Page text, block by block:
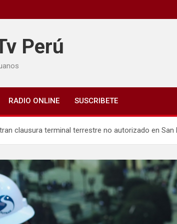
Perú
RADIO ONLINE SUSCRIBETE
clausura terminal terrestre no autorizado en San